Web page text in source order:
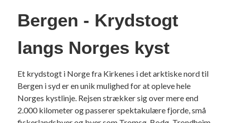
Bergen - Krydstogt
langs Norges kyst
Et krydstogt i Norge fra Kirkenes i det arktiske nord til
Bergen i syd er en unik mulighed for at opleve hele
Norges kystlinje. Rejsen strækker sig over mere end
2.000 kilometer og passerer spektakulære fjorde, små